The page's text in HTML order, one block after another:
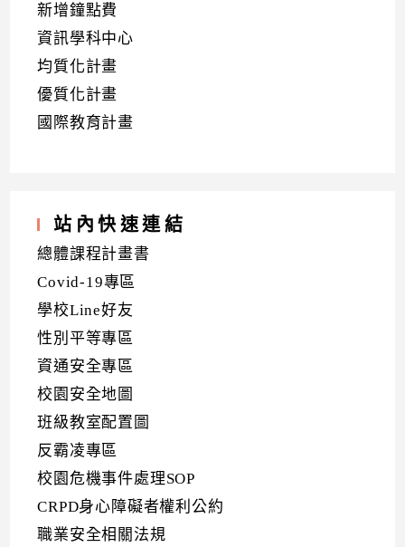
新增鐘點費
資訊學科中心
均質化計畫
優質化計畫
國際教育計畫
站內快速連結
總體課程計畫書
Covid-19專區
學校Line好友
性別平等專區
資通安全專區
校園安全地圖
班級教室配置圖
反霸凌專區
校園危機事件處理SOP
CRPD身心障礙者權利公約
職業安全相關法規